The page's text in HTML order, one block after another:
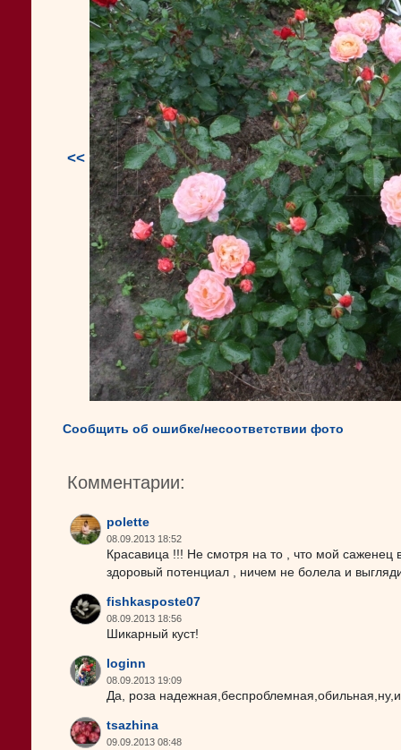
<<
Сообщить об ошибке/несоответствии фото
Комментарии:
polette
08.09.2013 18:52
Красавица !!! Не смотря на то , что мой
здоровый потенциал , ничем не болела и
fishkasposte07
08.09.2013 18:56
Шикарный куст!
loginn
08.09.2013 19:09
Да, роза
tsazhina
09.09.2013 08:48